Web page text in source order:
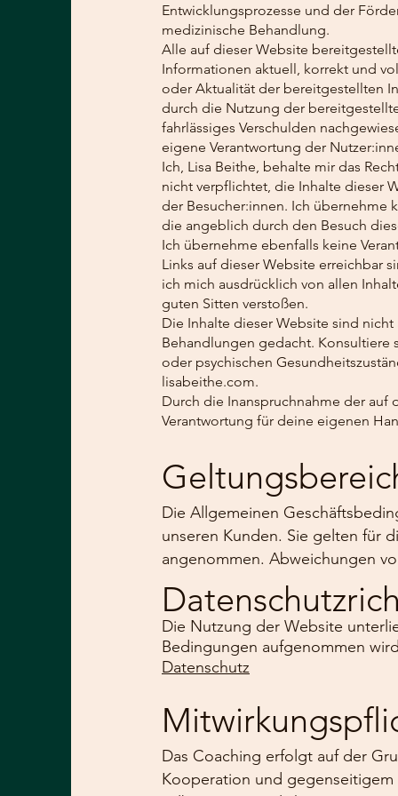
Entwicklungsprozesse und der
medizinische Behandlung.
Alle auf dieser Website
Informationen aktuell, korrekt und
oder Aktualität der bereitgestellten
durch die Nutzung der
fahrlässiges Verschulden
eigene Verantwortung der
Ich, Lisa Beithe, behalte mir das
nicht verpflichtet, die Inhalte dieser
der Besucher:innen. Ich übernehme
die angeblich durch den Besuch
Ich übernehme ebenfalls keine
Links auf dieser Website erreichbar
ich mich ausdrücklich von allen
guten Sitten verstoßen.
Die Inhalte dieser Website sind
Behandlungen gedacht. Konsultiere
oder psychischen
lisabeithe.com.
Durch die Inanspruchnahme der
Verantwortung für deine eigenen
Die Allgemeinen
unseren Kunden. Sie gelten für
angenommen. Abweichungen
Die Nutzung der Website
Bedingungen aufgenommen
Datenschutz
Das Coaching erfolgt auf der
Kooperation und gegenseitigem